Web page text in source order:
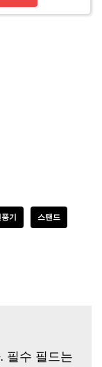
기 스탠드
필수 필드는